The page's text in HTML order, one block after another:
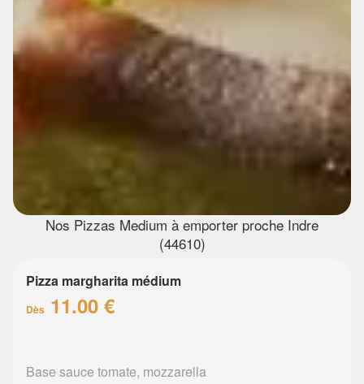
Nos Pizzas Medium à emporter proche Indre
(44610)
Pizza margharita médium
Dès 11.00 €
Base sauce tomate, mozzarella